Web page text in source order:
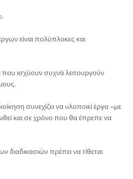
είναι πολύπλοκες και
που ισχύουν συχνά λειτουργούν
συνεχίζει να υλοποιεί έργα «με
και σε χρόνο που θα έπρεπε να
διαδικασιών πρέπει να τίθεται